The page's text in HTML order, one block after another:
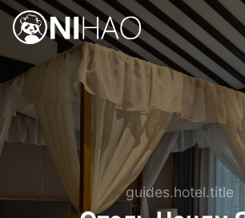
guides.hotel.title